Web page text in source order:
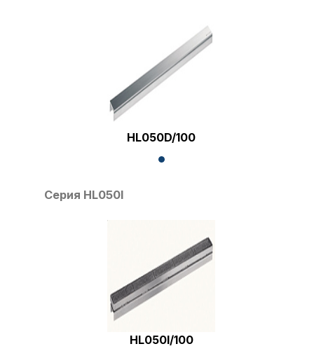
HL050D/100
Серия HL050I
HL050I/100